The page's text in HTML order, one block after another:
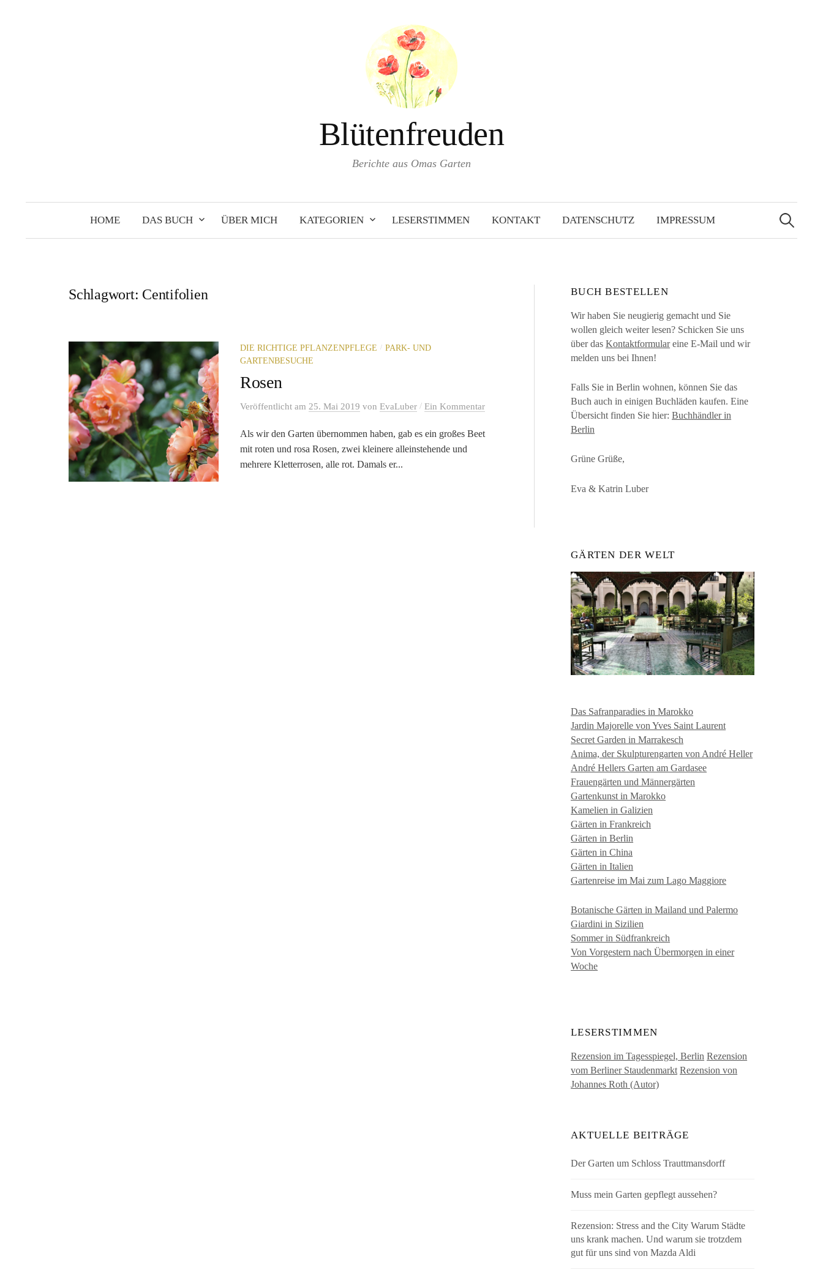
Blütenfreuden
Berichte aus Omas Garten
HOME DAS BUCH ÜBER MICH KATEGORIEN LESERSTIMMEN KONTAKT DATENSCHUTZ IMPRESSUM
Suchen
nach:
Schlagwort: Centifolien
DIE RICHTIGE PFLANZENPFLEGE / PARK- UND
GARTENBESUCHE
Rosen
Veröffentlicht am 25. Mai 2019 von EvaLuber / Ein Kommentar
Als wir den Garten übernommen haben, gab es ein großes Beet
mit roten und rosa Rosen, zwei kleinere alleinstehende und
mehrere Kletterrosen, alle rot. Damals er...
BUCH BESTELLEN
Wir haben Sie neugierig gemacht und Sie
wollen gleich weiter lesen? Schicken Sie uns
über dasKontaktformulareine E-Mail und wir
melden uns bei Ihnen!
Falls Sie in Berlin wohnen, können Sie das
Buch auch in einigen Buchläden kaufen. Eine
Übersicht finden Sie hier:Buchhändler in
Berlin
Grüne Grüße,
Eva & Katrin Luber
GÄRTEN DER WELT
Das Safranparadies in Marokko
Jardin Majorelle von Yves Saint Laurent
Secret Garden in Marrakesch
Anima, der Skulpturengarten von André Heller
André Hellers Garten am Gardasee
Frauengärten und Männergärten
Gartenkunst in Marokko
Kamelien in Galizien
Gärten in Frankreich
Gärten in Berlin
Gärten in China
Gärten in Italien
Gartenreise im Mai zum Lago Maggiore
Botanische Gärten in Mailand und Palermo
Giardini in Sizilien
Sommer in Südfrankreich
Von Vorgestern nach Übermorgen in einer
Woche
LESERSTIMMEN
Rezension im Tagesspiegel, Berlin Rezension
vom Berliner Staudenmarkt Rezension von
Johannes Roth (Autor)
AKTUELLE BEITRÄGE
Der Garten um Schloss Trauttmansdorff
Muss mein Garten gepflegt aussehen?
Rezension: Stress and the City Warum Städte
uns krank machen. Und warum sie trotzdem
gut für uns sind von Mazda Aldi